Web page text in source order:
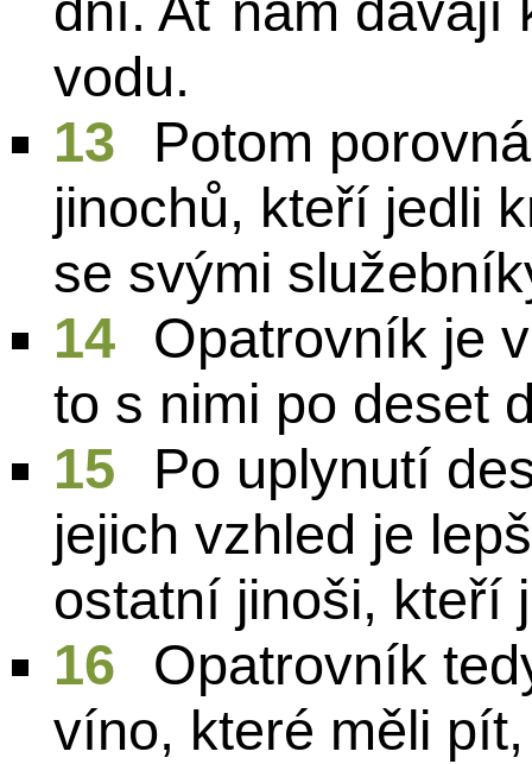
vodu.
13
Potom
jinochů, kteří jedli
se svými
14
Opatrovník je
to s nimi po deset
15
Po uplynutí
jejich vzhled je
ostatní jinoši, kteří
16
Opatrovník
víno, které měli